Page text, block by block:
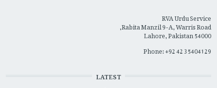
RVA Urdu Service
Rabita Manzil 9-A, Warris Road,
Lahore, Pakistan 54000
Phone: +92 42 35404129
LATEST